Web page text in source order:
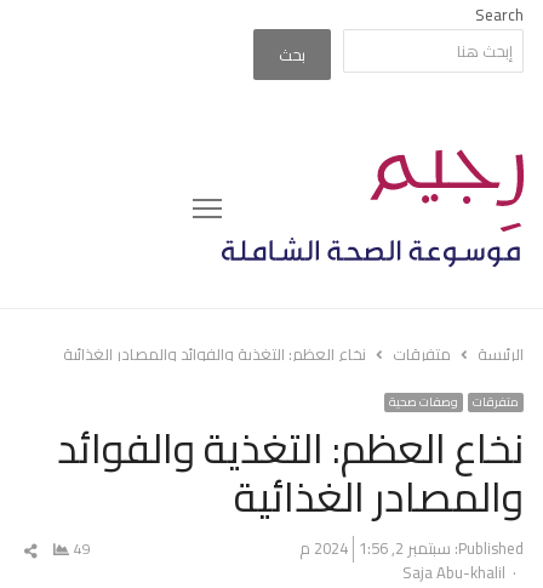
Search
بحث
Menu
الرئيسة متفرقات نخاع العظم: التغذية والفوائد والمصادر الغذائية
متفرقات وصفات صحية
نخاع العظم: التغذية والفوائد
والمصادر الغذائية
Published: سبتمبر 2, 2024 1:56 م
Author
Saja Abu-khalil
49